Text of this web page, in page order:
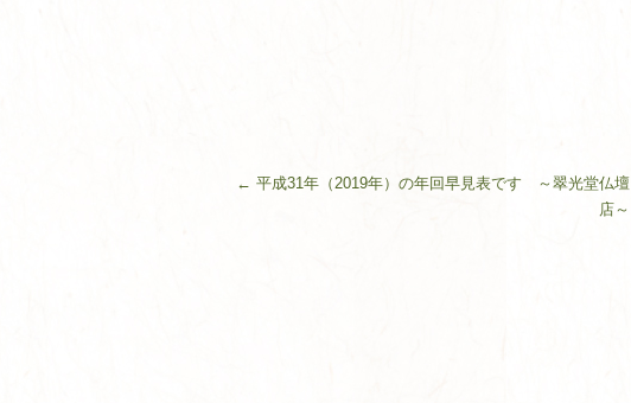
← 平成31年（2019年）の年回早見表です ～翠光堂仏壇
店～